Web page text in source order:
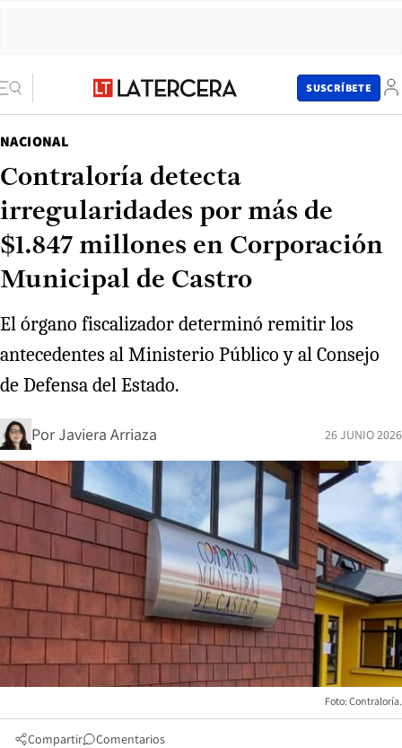
SUSCRÍBETE
NACIONAL
Contraloría detecta
irregularidades por más de
$1.847 millones en Corporación
Municipal de Castro
El órgano fiscalizador determinó remitir los
antecedentes al Ministerio Público y al Consejo
de Defensa del Estado.
PorJaviera Arriaza 26 JUNIO 2026
Foto: Contraloría.
Compartir Comentarios